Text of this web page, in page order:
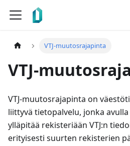
VTJ-muutosrajapinta
VTJ-
VTJ-muutosrajapinta on
liittyvä tietopalvelu, jonka
ylläpitää rekisteriään VTJ:n
erityisesti suurten rekisterien